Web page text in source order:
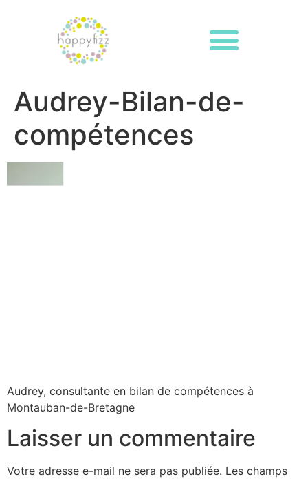
Audrey-Bilan-de-
compétences
Audrey, consultante en bilan de compétences à
Montauban-de-Bretagne
Laisser un commentaire
Votre adresse e-mail ne sera pas publiée. Les champs